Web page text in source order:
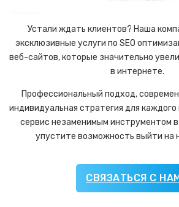
Устали ждать клиентов? Наша
эксклюзивные услуги по SEO
веб-сайтов, которые значительно
в интернете.
Профессиональный подход,
индивидуальная стратегия для
сервис незаменимым инструментом в
упустите возможность выйти на
СВЯЗАТЬСЯ С